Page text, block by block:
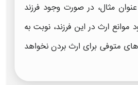
مثال، در صورت وجود فرزند
موانع ارث در این فرزند، نوبت به
متوفی برای ارث بردن نخواهد